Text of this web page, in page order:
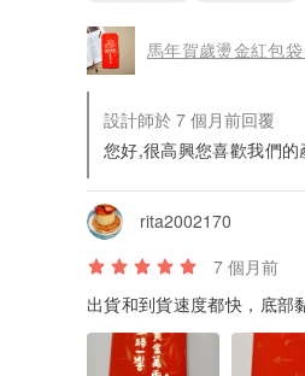
馬年賀歲燙金紅包
設計師於 7 個月前回覆
您好,很高興您喜歡我們
rita2002170
7 個月前
出貨和到貨速度都快，底部